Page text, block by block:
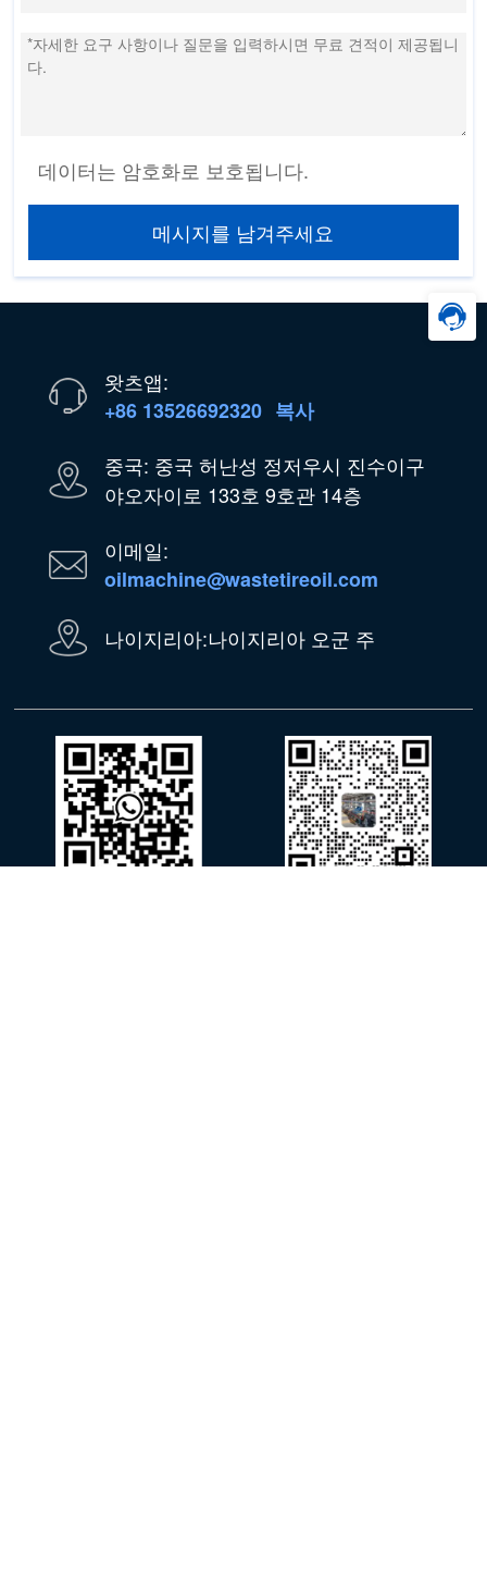
데이터는 암호화로 보호됩니다.
메시지를 남겨주세요
왓츠앱:
+86 13526692320 복사
중국: 중국 허난성 정저우시 진수이구
야오자이로 133호 9호관 14층
이메일:
oilmachine@wastetireoil.com
나이지리아:나이지리아 오군 주